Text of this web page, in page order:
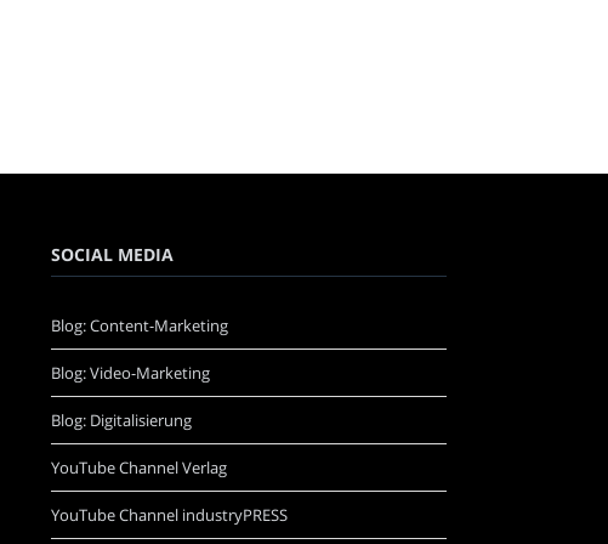
SOCIAL MEDIA
Blog: Content-Marketing
Blog: Video-Marketing
Blog: Digitalisierung
YouTube Channel Verlag
YouTube Channel industryPRESS